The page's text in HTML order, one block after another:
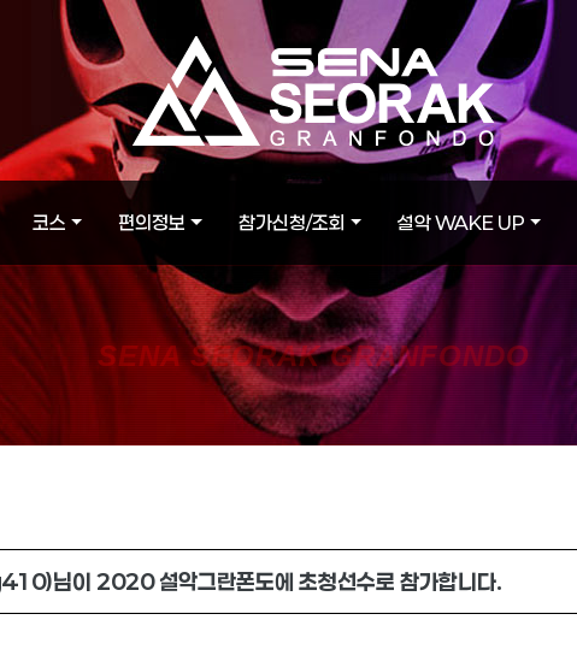
코스 편의정보 참가신청/조회 설악 WAKE UP
SENA SEORAK GRANFONDO
님이 2020 설악그란폰도에 초청선수로 참가합니다.